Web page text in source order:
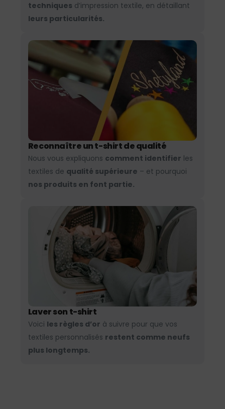
techniques d’impression textile, en détaillant
leurs particularités.
Reconnaître un t-shirt de qualité
Nous vous expliquons comment identifier les
textiles de qualité supérieure – et pourquoi
nos produits en font partie.
Laver son t-shirt
Voici les règles d’or à suivre pour que vos
textiles personnalisés restent comme neufs
plus longtemps.